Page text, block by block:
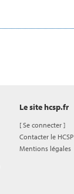
Le site hcsp.fr
[Se connecter ]
Contacter le HCSP
Mentions légales